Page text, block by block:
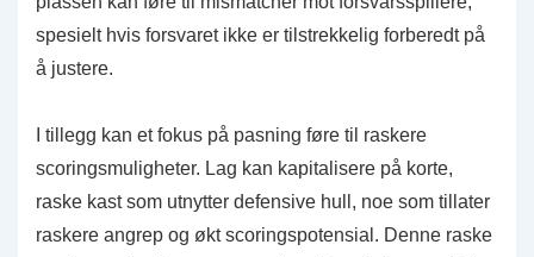
spesielt hvis forsvaret ikke er tilstrekkelig forberedt på
å justere.
I tillegg kan et fokus på pasning føre til raskere
scoringsmuligheter. Lag kan kapitalisere på korte,
raske kast som utnytter defensive hull, noe som tillater
raskere angrep og økt scoringspotensial. Denne raske